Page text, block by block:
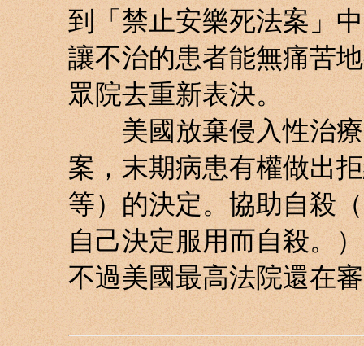
到「禁止安樂死法案」
讓不治的患者能無痛苦
眾院去重新表決。
美國放棄侵入性治療
案，末期病患有權做出
等）的決定。協助自殺
自己決定服用而自殺。
不過美國最高法院還在